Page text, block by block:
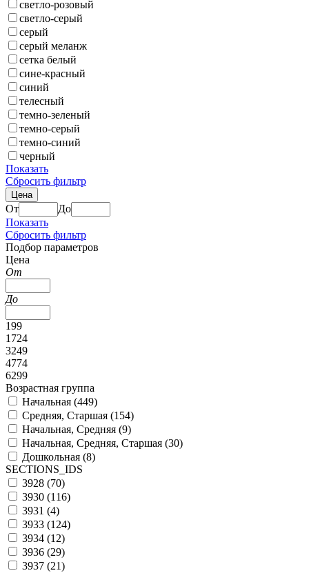
светло-розовый
светло-серый
серый
серый меланж
сетка белый
сине-красный
синий
телесный
темно-зеленый
темно-серый
темно-синий
черный
Показать
Сбросить фильтр
Цена
От
До
Показать
Сбросить фильтр
Подбор параметров
Цена
От
До
199
1724
3249
4774
6299
Возрастная группа
Начальная (449)
Средняя, Старшая (154)
Начальная, Средняя (9)
Начальная, Средняя, Старшая (30)
Дошкольная (8)
SECTIONS_IDS
3928 (70)
3930 (116)
3931 (4)
3933 (124)
3934 (12)
3936 (29)
3937 (21)